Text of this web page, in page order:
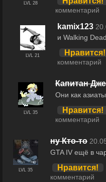
LVL 28
комментарий
LVL 21
kamix123
и Walking
Нравится!
комментарий
LVL 35
Капитан
Они как
Нравится!
комментарий
LVL 35
ну Кто-то
GTA IV ещё в
Нравится!
комментарий